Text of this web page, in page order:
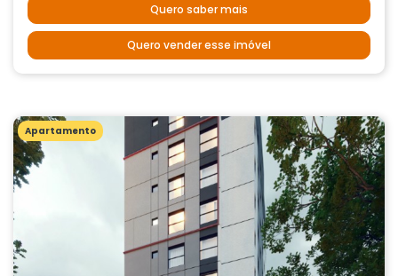
Quero saber mais
Quero vender esse imóvel
Apartamento